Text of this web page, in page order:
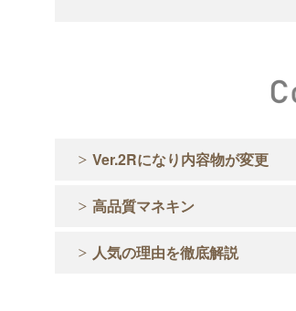
Ver.2Rになり内容物が変更
高品質マネキン
人気の理由を徹底解説